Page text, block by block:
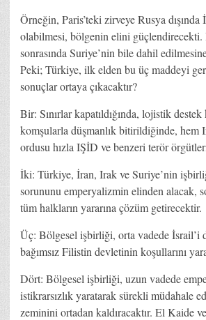
Örneğin, Paris’teki zirveye Rusya dışında
olabilmesi, bölgenin elini güçlendirecekti.
sonrasında Suriye’nin bile dahil
Peki; Türkiye, ilk elden bu üç maddeyi
sonuçlar ortaya çıkacaktır?
Bir: Sınırlar kapatıldığında, lojistik
komşularla düşmanlık bitirildiğinde, hem
ordusu hızla IŞİD ve benzeri terör
İki: Türkiye, İran, Irak ve Suriye’nin
sorununu emperyalizmin elinden alacak,
tüm halkların yararına çözüm getirecektir.
Üç: Bölgesel işbirliği, orta vadede İsrail’i
bağımsız Filistin devletinin koşullarını
Dört: Bölgesel işbirliği, uzun vadede
istikrarsızlık yaratarak sürekli müdahale
zeminini ortadan kaldıracaktır. El Kaide